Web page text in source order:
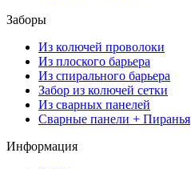
Заборы
Из колючей проволоки
Из плоского барьера
Из спирального барьера
Забор из колючей сетки
Из сварных панелей
Сварные панели + Пиранья
Информация